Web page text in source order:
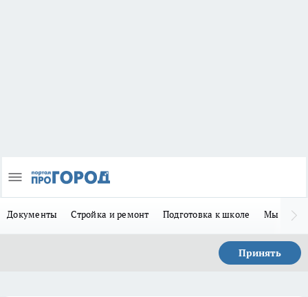
Документы Стройка и ремонт Подготовка к школе Мы в MAX
Принять